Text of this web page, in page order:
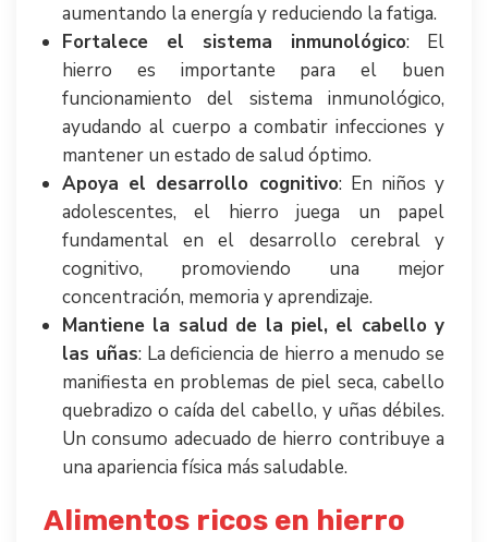
aumentando la energía y reduciendo la fatiga.
Fortalece el sistema inmunológico: El
hierro es importante para el buen
funcionamiento del sistema inmunológico,
ayudando al cuerpo a combatir infecciones y
mantener un estado de salud óptimo.
Apoya el desarrollo cognitivo: En niños y
adolescentes, el hierro juega un papel
fundamental en el desarrollo cerebral y
cognitivo, promoviendo una mejor
concentración, memoria y aprendizaje.
Mantiene la salud de la piel, el cabello y
las uñas: La deficiencia de hierro a menudo se
manifiesta en problemas de piel seca, cabello
quebradizo o caída del cabello, y uñas débiles.
Un consumo adecuado de hierro contribuye a
una apariencia física más saludable.
Alimentos ricos en hierro